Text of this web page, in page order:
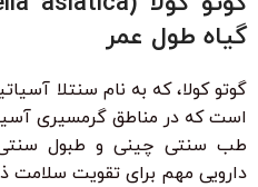
گیاه طول عمر
گوتو کولا، که به نام سنتلا
است که در مناطق گرمسیری
طب سنتی چینی و طبول سنتی
دارویی مهم برای تقویت سلامت